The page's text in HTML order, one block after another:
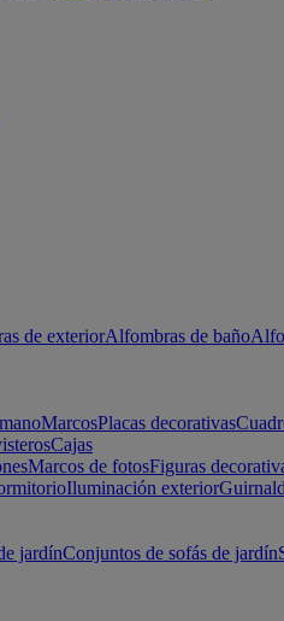
de exteriorAlfombras de baño
MarcosPlacas decorativas
Cajas
Marcos de fotosFiguras
Iluminación exterior
jardínConjuntos de sofás de jardín